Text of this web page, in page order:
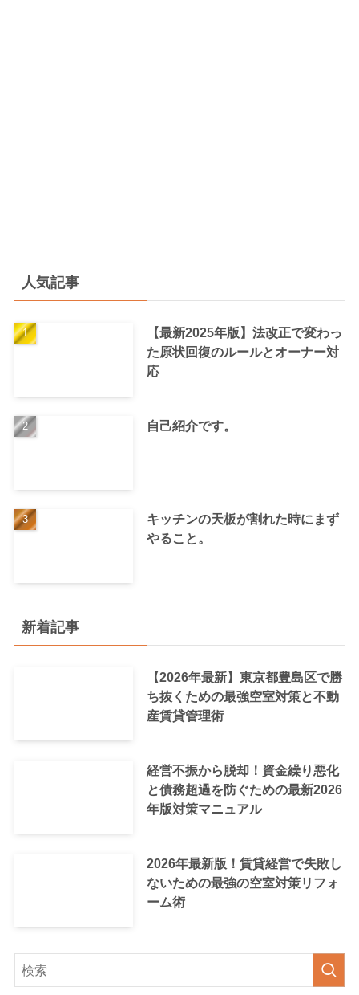
人気記事
【最新2025年版】法改正で変わっ
た原状回復のルールとオーナー対
応
自己紹介です。
キッチンの天板が割れた時にまず
やること。
新着記事
【2026年最新】東京都豊島区で勝
ち抜くための最強空室対策と不動
産賃貸管理術
経営不振から脱却！資金繰り悪化
と債務超過を防ぐための最新2026
年版対策マニュアル
2026年最新版！賃貸経営で失敗し
ないための最強の空室対策リフォ
ーム術